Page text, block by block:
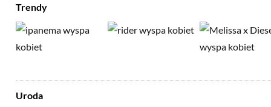
Trendy
Uroda